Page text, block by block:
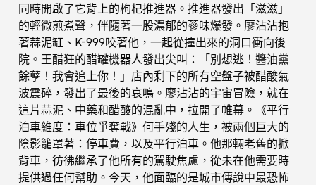
同時開啟了它背上的枸杞推進器。推進器發出「滋滋」
的輕微煎煮聲，伴隨著一股濃郁的蔘味爆發。廖沾沾抱
著蒜泥缸、K-999咬著他，一起從撞出來的洞口衝向後
院。王醋狂的醋罐機器人發出尖叫：「別想逃！醬油黨
餘孽！我會追上你！」店內剩下的所有空盤子被醋酸氣
波震碎，發出了最後的哀鳴。廖沾沾的宇宙冒險，就在
這片蒜泥、中藥和醋酸的混亂中，拉開了帷幕。《平行
泊車維度：車位爭奪戰》何手殘的人生，被兩個巨大的
陰影籠罩著：停車費，以及平行泊車。他那輛老舊的掀
背車，彷彿繼承了他所有的駕駛焦慮，從未在他需要時
提供過任何幫助。今天，他面臨的是城市傳說中最恐怖